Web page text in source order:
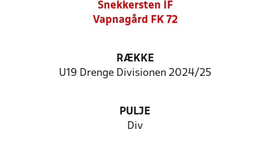
Snekkersten IF
Vapnagård FK 72
RÆKKE
U19 Drenge Divisionen 2024/25
PULJE
Div